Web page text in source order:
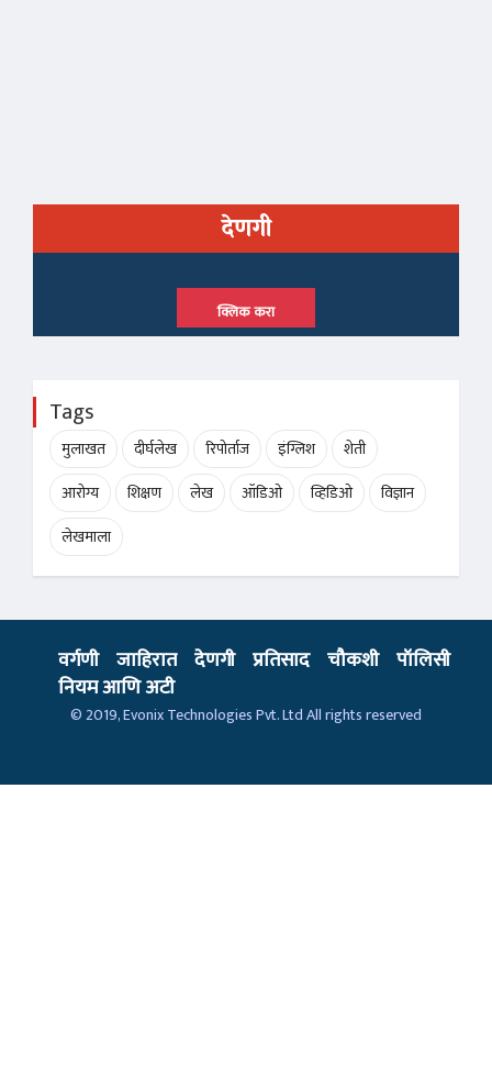
देणगी
क्लिक करा
Tags
मुलाखत दीर्घलेख रिपोर्ताज इंग्लिश
शेती
आरोग्य
शिक्षण लेख ऑडिओ व्हिडिओ
विज्ञान
लेखमाला
वर्गणी जाहिरात देणगी प्रतिसाद चौकशी पॉलिसी
नियम आणि अटी
© 2019,Evonix Technologies Pvt. LtdAll rights reserved